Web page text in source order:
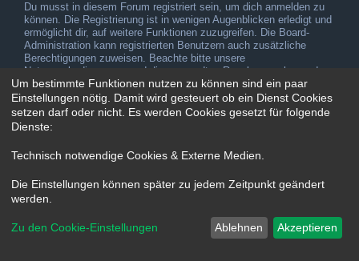
Du musst in diesem Forum registriert sein, um dich anmelden zu
können. Die Registrierung ist in wenigen Augenblicken erledigt und
ermöglicht dir, auf weitere Funktionen zuzugreifen. Die Board-
Administration kann registrierten Benutzern auch zusätzliche
Berechtigungen zuweisen. Beachte bitte unsere
Nutzungsbedingungen und die verwandten Regelungen, bevor du
dich registrierst. Bitte beachte auch die jeweiligen Forenregeln,
wenn du dich in diesem Board bewegst.
Nutzungsbedingungen|Datenschutzerklärung
Um bestimmte Funktionen nutzen zu können sind ein paar
Einstellungen nötig. Damit wird gesteuert ob ein Dienst Cookies
setzen darf oder nicht. Es werden Cookies gesetzt für folgende
Dienste:
Technisch notwendige Cookies & Externe Medien
Die Einstellungen können später zu jedem Zeitpunkt geändert
werden.
Zu den Cookie-Einstellungen Ablehnen Akzeptieren